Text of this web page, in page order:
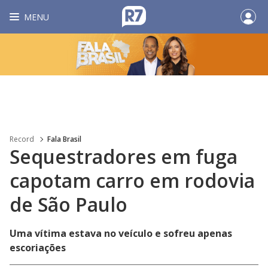
MENU
Record Fala Brasil
Sequestradores em fuga
capotam carro em rodovia
de São Paulo
Uma vítima estava no veículo e sofreu apenas
escoriações